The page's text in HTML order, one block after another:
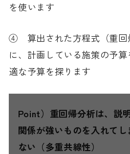
を使います
④ 算出された方程式（重回
に、計画している施策の予
適な予算を探ります
Point）重回帰分析は、説
関係が強いものを入れて
ない（多重共線性）